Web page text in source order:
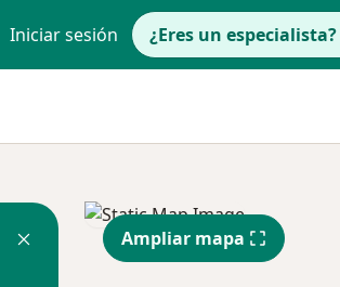
Iniciar sesión ¿Eres un especialista?
Ampliar mapa